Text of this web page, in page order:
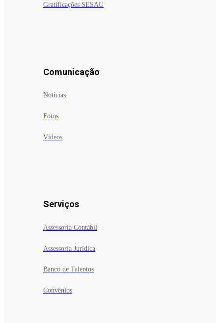
Gratificações SESAU
Comunicação
Notícias
Fotos
Vídeos
Serviços
Assessoria Contábil
Assessoria Jurídica
Banco de Talentos
Convênios